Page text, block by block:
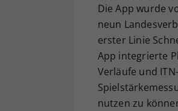
Die App wurde
neun
erster Linie
App integrierte
Verläufe und
nutzen zu